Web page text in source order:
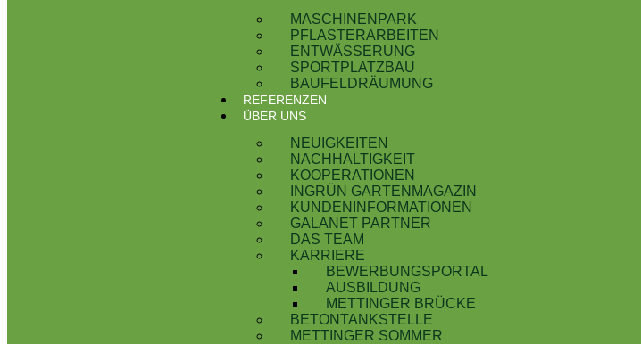
MASCHINENPARK
PFLASTERARBEITEN
ENTWÄSSERUNG
SPORTPLATZBAU
BAUFELDRÄUMUNG
REFERENZEN
ÜBER UNS
NEUIGKEITEN
NACHHALTIGKEIT
KOOPERATIONEN
INGRÜN GARTENMAGAZIN
KUNDENINFORMATIONEN
GALANET PARTNER
DAS TEAM
KARRIERE
BEWERBUNGSPORTAL
AUSBILDUNG
METTINGER BRÜCKE
BETONTANKSTELLE
METTINGER SOMMER